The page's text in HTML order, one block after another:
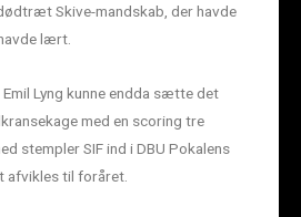
Skive-mandskab, der havde
lært.
Lyng kunne endda sætte det
med en scoring tre
stempler SIF ind i DBU Pokalens
afvikles til foråret.